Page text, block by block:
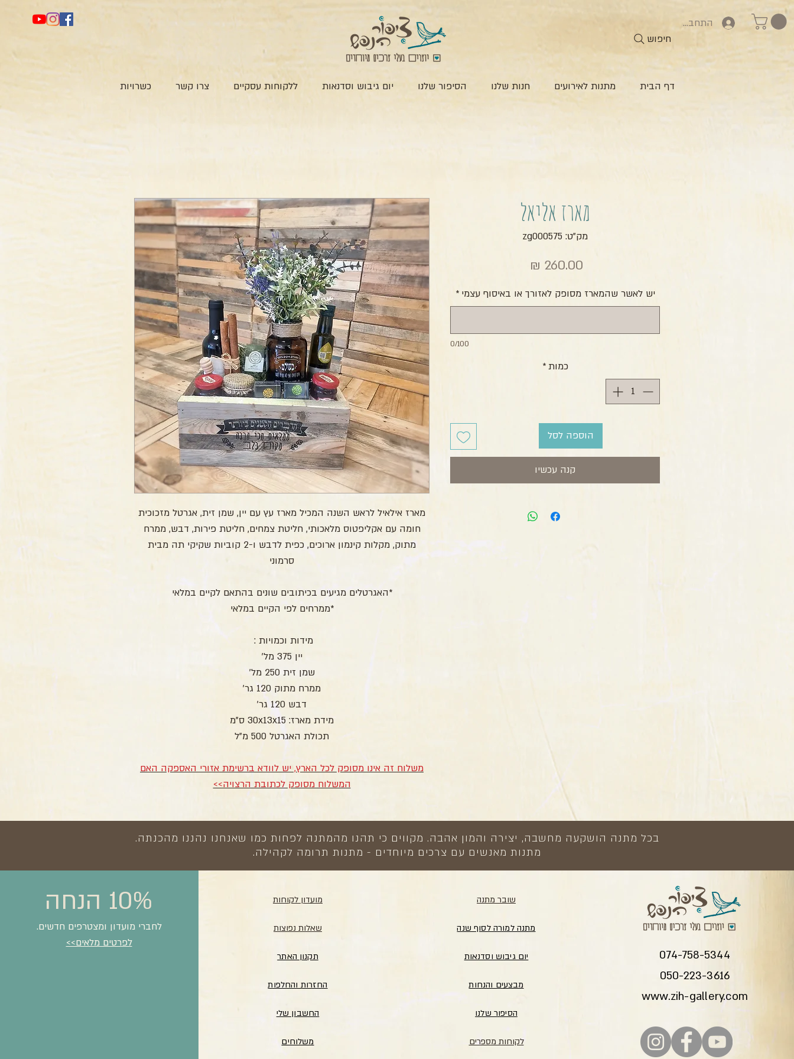
התחברות
חיפוש
דף הבית מתנות לאירועים חנות שלנו הסיפור שלנו יום גיבוש וסדנאות ללקוחות עסקיים צרו קשר כשרויות
מארז אילאיל לראש השנה המכיל מארז עץ עם יין, שמן זית, אגרטל מזכוכית
חומה עם אקליפטוס מלאכותי, חליטת צמחים, חליטת פירות, דבש, ממרח
מתוק, מקלות קינמון ארוכים, כפית לדבש ו-2 קוביות שקיקי תה מבית
סרמוני
*האגרטלים מגיעים בכיתובים שונים בהתאם לקיים במלאי
*ממרחים לפי הקיים במלאי
מידות וכמויות :
יין 375 מל'
שמן זית 250 מל'
ממרח מתוק 120 גר'
דבש 120 גר'
מידת מארז: 30x13x15 ס"מ
תכולת האגרטל 500 מ"ל
משלוח זה אינו מסופק לכל הארץ, יש לוודא ברשימת אזורי האספקה האם
המשלוח מסופק לכתובת הרצויה>>
מארז אליאל
מק"ט: zg000575
יש לאשר שהמארז מסופק לאזורך או באיסוף עצמי *
0/100
כמות *
הוספה לסל
קנה עכשיו
בכל מתנה הושקעה מחשבה, יצירה והמון אהבה. מקווים כי תהנו מהמתנה לפחות כמו שאנחנו נהננו מהכנתה.
מתנות מאנשים עם צרכים מיוחדים - מתנות תרומה לקהילה.
10% הנחה
לחברי מועדון ומצטרפים חדשים.
לפרטים מלאים>>
מועדון לקוחות
שאלות נפוצות
תקנון האתר
החזרות והחלפות
החשבון שלי
משלוחים
שובר מתנה
מתנה למורה לסוף שנה
יום גיבוש וסדנאות
מבצעים והנחות
הסיפור שלנו
לקוחות מספרים
074-758-5344
050-223-3616
www.zih-gallery.com